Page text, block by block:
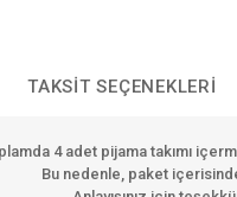
TAKSIT SEÇENEKLERI
4 adet pijama takımı
Bu nedenle, paket